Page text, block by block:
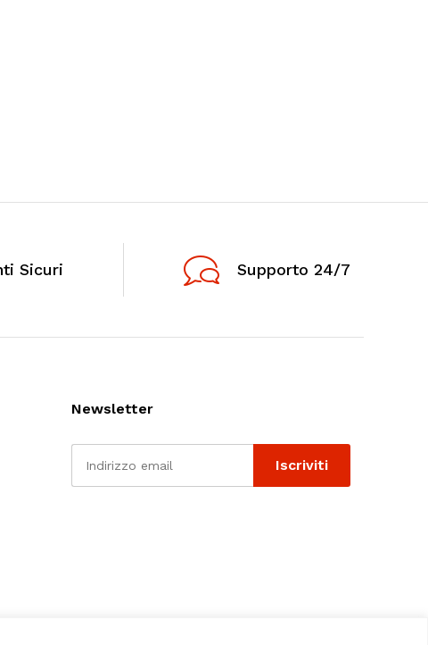
Sicuri Supporto 24/7
Newsletter